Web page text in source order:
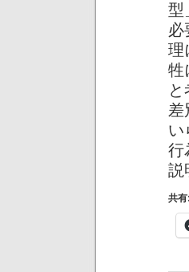
型
必
理
牲
差
い
行
説
共有: